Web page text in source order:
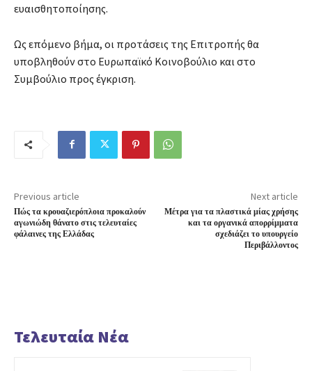
ευαισθητοποίησης.
Ως επόμενο βήμα, οι προτάσεις της Επιτροπής θα
υποβληθούν στο Ευρωπαϊκό Κοινοβούλιο και στο
Συμβούλιο προς έγκριση.
Previous article
Πώς τα κρουαζιερόπλοια προκαλούν
αγωνιώδη θάνατο στις τελευταίες
φάλαινες της Ελλάδας
Next article
Μέτρα για τα πλαστικά μίας χρήσης
και τα οργανικά απορρίμματα
σχεδιάζει το υπουργείο
Περιβάλλοντος
Τελευταία Νέα